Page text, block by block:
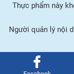
Thực phẩm này
Người quản lý nội